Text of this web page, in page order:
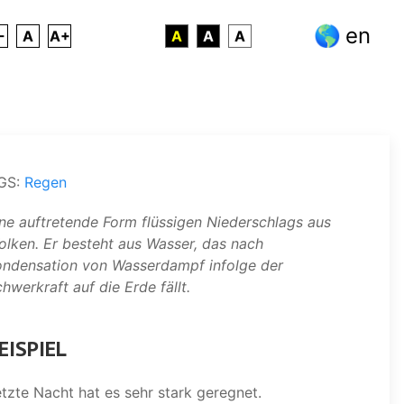
A A+ A A A en
Regen
auftretende Form flüssigen Niederschlags aus
Er besteht aus Wasser, das nach
von Wasserdampf infolge der
auf die Erde fällt.
Nacht hat es sehr stark geregnet.